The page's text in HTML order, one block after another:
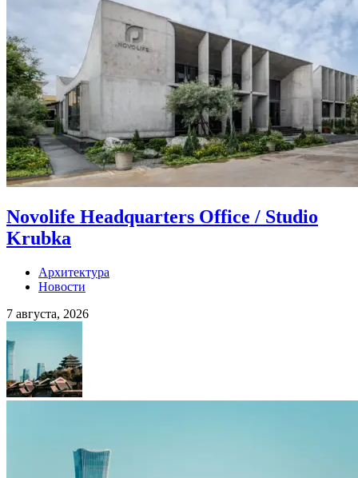
Novolife Headquarters Office / Studio
Krubka
Архитектура
Новости
7 августа, 2026